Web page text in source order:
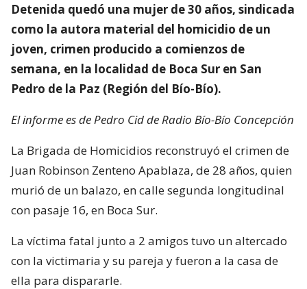
Detenida quedó una mujer de 30 años, sindicada
como la autora material del homicidio de un
joven, crimen producido a comienzos de
semana, en la localidad de Boca Sur en San
Pedro de la Paz (Región del Bío-Bío).
El informe es de Pedro Cid de Radio Bío-Bío Concepción
La Brigada de Homicidios reconstruyó el crimen de
Juan Robinson Zenteno Apablaza, de 28 años, quien
murió de un balazo, en calle segunda longitudinal
con pasaje 16, en Boca Sur.
La víctima fatal junto a 2 amigos tuvo un altercado
con la victimaria y su pareja y fueron a la casa de
ella para dispararle.